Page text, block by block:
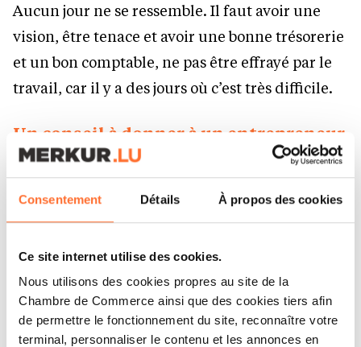
Consentement Détails À propos des cookies
Ce site internet utilise des cookies.
Nous utilisons des cookies propres au site de la
Chambre de Commerce ainsi que des cookies tiers afin
de permettre le fonctionnement du site, reconnaître votre
terminal, personnaliser le contenu et les annonces en
Aucun jour ne se ressemble. Il faut avoir une
vision, être tenace et avoir une bonne trésorerie
et un bon comptable, ne pas être effrayé par le
travail, car il y a des jours où c’est très difficile.
Un conseil à donner à un entrepreneur
en herbe ?
Croire en soi et en son projet, ne pas baisser les
bras. Il faut commencer petit et ne pas se lancer
surtout, l’argent ne doit pas être la motivation
principale. Ouvrir une affaire dans le seul